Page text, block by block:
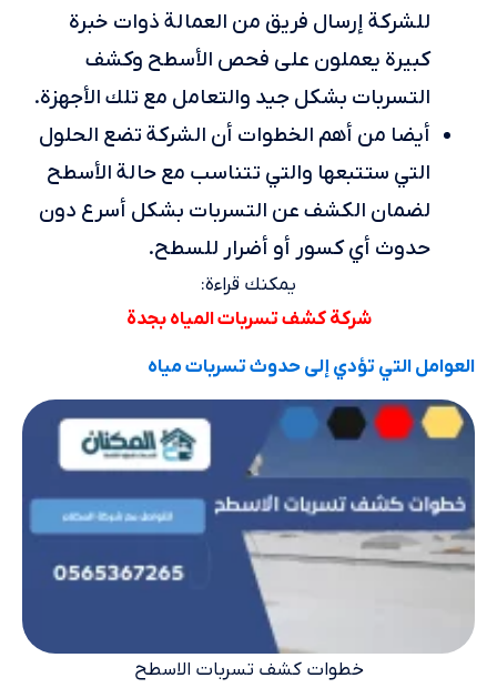
للشركة إرسال فريق من العمالة ذوات خبرة
كبيرة يعملون على فحص الأسطح وكشف
التسربات بشكل جيد والتعامل مع تلك الأجهزة.
أيضا من أهم الخطوات أن الشركة تضع الحلول
التي ستتبعها والتي تتناسب مع حالة الأسطح
لضمان الكشف عن التسربات بشكل أسرع دون
حدوث أي كسور أو أضرار للسطح.
يمكنك قراءة:
شركة كشف تسربات المياه بجدة
العوامل التي تؤدي إلى حدوث تسربات مياه
خطوات كشف تسربات الاسطح